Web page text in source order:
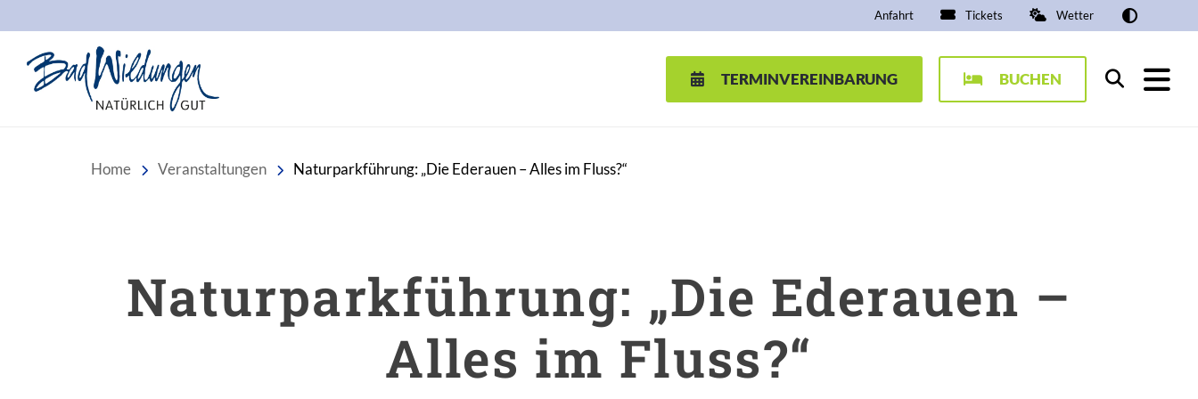
Anfahrt Tickets Wetter
TERMINVEREINBARUNG BUCHEN Suchen
Home Veranstaltungen Naturparkführung: „Die Ederauen – Alles im Fluss?“
Naturparkführung: „Die Ederauen –
Alles im Fluss?“